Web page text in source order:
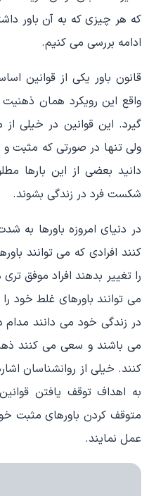
که هر چیزی که به آن باور
ادامه بررسی می کنیم.
قانون باور یکی از قوانین
واقع این رویکرد همان
گیرد. این قوانین در خیلی
ولی تنها در صورتی که مثبت و
دانید بعضی از این بارها
شکست فرد در زندگی بشوند.
در دنیای امروزه باورها به
کنند افرادی که می توانند
را تغییر بدهند افراد موفق تری
می توانند باورهای غلط خود
در زندگی خود می دانند مدام
می باشند و سعی می کنند
کنند. خیلی از روانشناسان
به اهداف توقف یافتن
متوقف کردن باورهای مثبت
عمل نمایند.